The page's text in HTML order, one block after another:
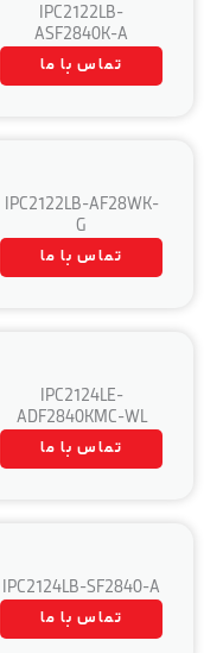
IPC2122LB-
ASF2840K-A
تماس با ما
IPC2122LB-AF28WK-
G
تماس با ما
IPC2124LE-
ADF2840KMC-WL
تماس با ما
IPC2124LB-SF2840-A
تماس با ما